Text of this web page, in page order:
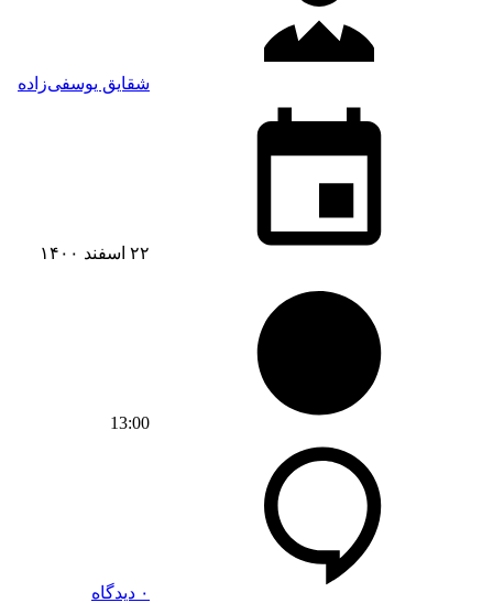
شقایق یوسفی‌زاده
۲۲ اسفند ۱۴۰۰
13:00
۰ دیدگاه